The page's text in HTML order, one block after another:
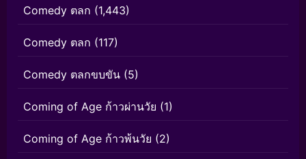
Comedy ตลก (1,443)
Comedy ตลก (117)
Comedy ตลกขบขัน (5)
Coming of Age ก้าวผ่านวัย (1)
Coming of Age ก้าวพ้นวัย (2)